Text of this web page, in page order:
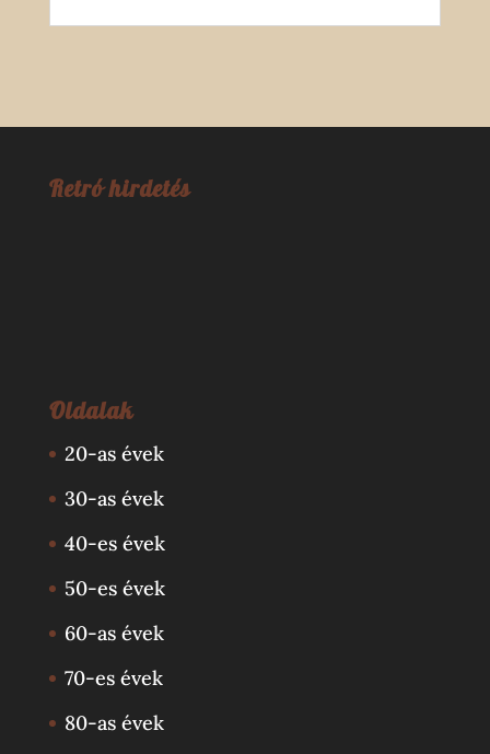
Retró hirdetés
Oldalak
20-as évek
30-as évek
40-es évek
50-es évek
60-as évek
70-es évek
80-as évek